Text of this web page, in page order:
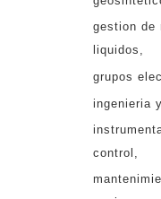
gestion de
liquidos
grupos
ingenieria
control